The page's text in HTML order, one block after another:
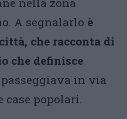
A segnalarlo è
che racconta di
che definisce
in via
case popolari.